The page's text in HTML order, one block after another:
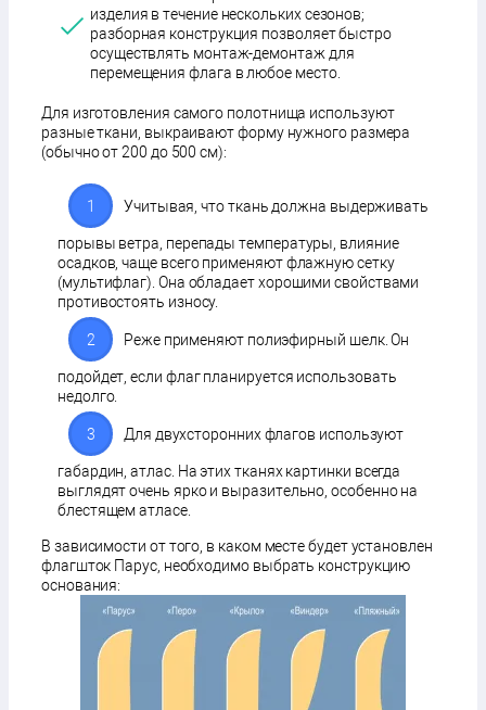
изделия в течение нескольких сезонов;
разборная конструкция позволяет быстро
осуществлять монтаж-демонтаж для
перемещения флага в любое место.
Для изготовления самого полотнища используют
разные ткани, выкраивают форму нужного размера
(обычно от 200 до 500 см):
Учитывая, что ткань должна выдерживать
порывы ветра, перепады температуры, влияние
осадков, чаще всего применяют флажную сетку
(мультифлаг). Она обладает хорошими свойствами
противостоять износу.
Реже применяют полиэфирный шелк. Он
подойдет, если флаг планируется использовать
недолго.
Для двухсторонних флагов используют
габардин, атлас. На этих тканях картинки всегда
выглядят очень ярко и выразительно, особенно на
блестящем атласе.
В зависимости от того, в каком месте будет установлен
флагшток Парус, необходимо выбрать конструкцию
основания: